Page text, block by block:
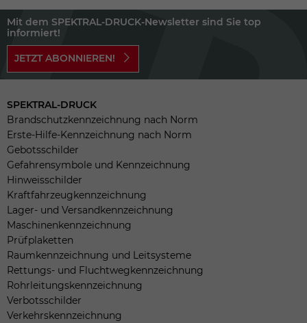
Mit dem SPEKTRAL-DRUCK-Newsletter sind Sie top
informiert!
JETZT ABONNIEREN!
SPEKTRAL-DRUCK
Brandschutzkennzeichnung nach Norm
Erste-Hilfe-Kennzeichnung nach Norm
Gebotsschilder
Gefahrensymbole und Kennzeichnung
Hinweisschilder
Kraftfahrzeugkennzeichnung
Lager- und Versandkennzeichnung
Maschinenkennzeichnung
Prüfplaketten
Raumkennzeichnung und Leitsysteme
Rettungs- und Fluchtwegkennzeichnung
Rohrleitungskennzeichnung
Verbotsschilder
Verkehrskennzeichnung